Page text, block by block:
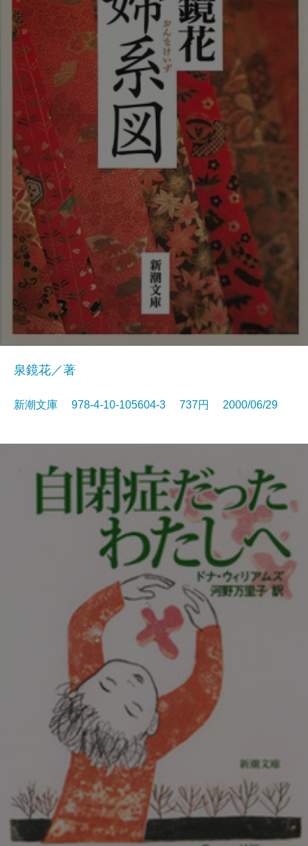
泉鏡花／著
新潮文庫 978-4-10-105604-3 737円 2000/06/29